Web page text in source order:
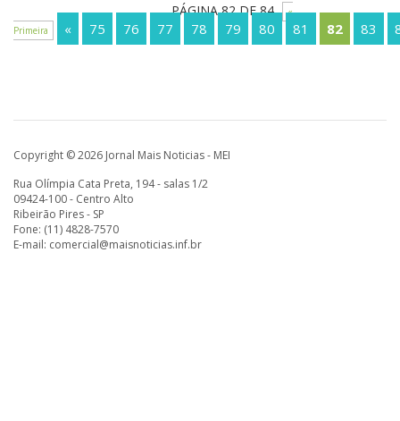
PÁGINA 82 DE 84
«
Primeira
« 75 76 77 78 79 80 81 82 83
Copyright © 2026 Jornal Mais Noticias - MEI
Rua Olímpia Cata Preta, 194 - salas 1/2
09424-100 - Centro Alto
Ribeirão Pires - SP
Fone: (11) 4828-7570
E-mail: comercial@maisnoticias.inf.br